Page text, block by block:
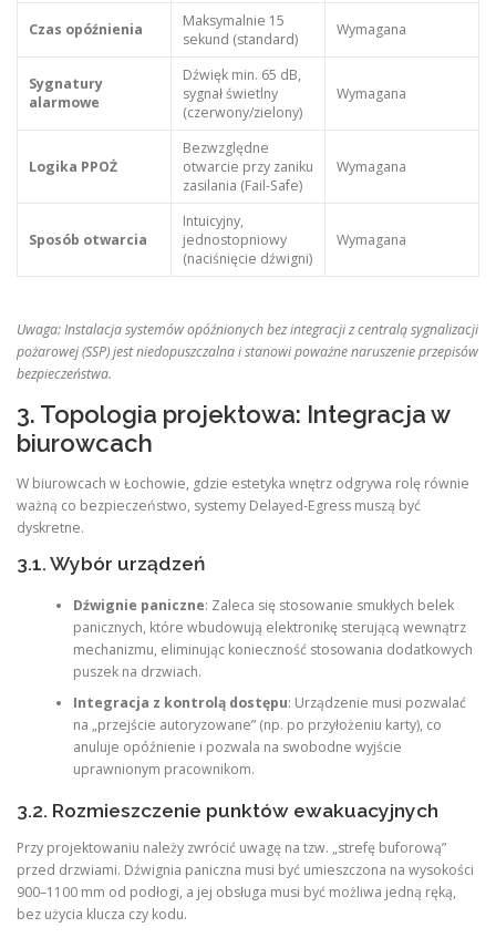
Czas opóźnienia
Maksymalnie 15
sekund (standard)
Wymagana
Sygnatury
alarmowe
Dźwięk min. 65 dB,
sygnał świetlny
(czerwony/zielony)
Wymagana
Logika PPOŻ
Bezwzględne
otwarcie przy zaniku
zasilania (Fail-Safe)
Wymagana
Sposób otwarcia
Intuicyjny,
jednostopniowy
(naciśnięcie dźwigni)
Wymagana
Uwaga: Instalacja systemów opóźnionych bez integracji z centralą sygnalizacji
pożarowej (SSP) jest niedopuszczalna i stanowi poważne naruszenie przepisów
bezpieczeństwa.
3. Topologia projektowa: Integracja w
biurowcach
W biurowcach w Łochowie, gdzie estetyka wnętrz odgrywa rolę równie
ważną co bezpieczeństwo, systemy Delayed-Egress muszą być
dyskretne.
3.1. Wybór urządzeń
Dźwignie paniczne: Zaleca się stosowanie smukłych belek
panicznych, które wbudowują elektronikę sterującą wewnątrz
mechanizmu, eliminując konieczność stosowania dodatkowych
puszek na drzwiach.
Integracja z kontrolą dostępu: Urządzenie musi pozwalać
na „przejście autoryzowane” (np. po przyłożeniu karty), co
anuluje opóźnienie i pozwala na swobodne wyjście
uprawnionym pracownikom.
3.2. Rozmieszczenie punktów ewakuacyjnych
Przy projektowaniu należy zwrócić uwagę na tzw. „strefę buforową”
przed drzwiami. Dźwignia paniczna musi być umieszczona na wysokości
900–1100 mm od podłogi, a jej obsługa musi być możliwa jedną ręką,
bez użycia klucza czy kodu.